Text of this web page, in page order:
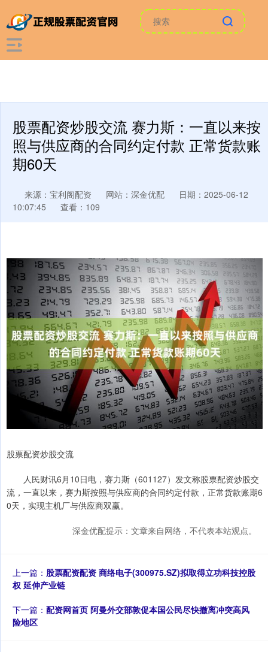
股票配资炒股交流 赛力斯：一直以来按
照与供应商的合同约定付款 正常货款账
期60天
来源：宝利阁配资 网站：深金优配
日期：2025-06-12
10:07:45
查看：109
股票配资炒股交流
人民财讯6月10日电，赛力斯（601127）发文称股票配资炒股交
流，一直以来，赛力斯按照与供应商的合同约定付款，正常货款账期6
0天，实现主机厂与供应商双赢。
深金优配提示：文章来自网络，不代表本站观点。
上一篇： 股票配资配资 商络电子(300975.SZ)拟取得立功科技控股
权 延伸产业链
下一篇： 配资网首页 阿曼外交部敦促本国公民尽快撤离冲突高风
险地区